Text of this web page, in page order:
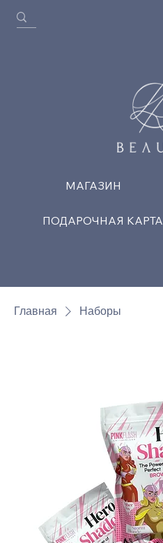
МАГАЗИН
ПОДАРОЧНАЯ КАРТА
Главная Наборы